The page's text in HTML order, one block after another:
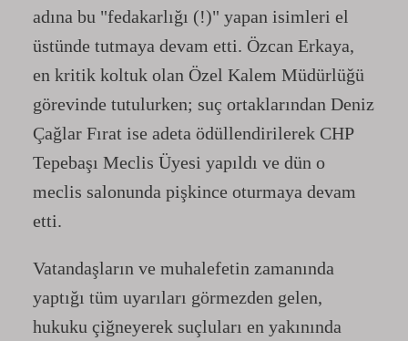
adına bu "fedakarlığı (!)" yapan isimleri el
üstünde tutmaya devam etti. Özcan Erkaya,
en kritik koltuk olan Özel Kalem Müdürlüğü
görevinde tutulurken; suç ortaklarından Deniz
Çağlar Fırat ise adeta ödüllendirilerek CHP
Tepebaşı Meclis Üyesi yapıldı ve dün o
meclis salonunda pişkince oturmaya devam
etti.
Vatandaşların ve muhalefetin zamanında
yaptığı tüm uyarıları görmezden gelen,
hukuku çiğneyerek suçluları en yakınında